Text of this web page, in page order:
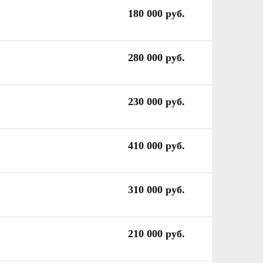
180 000 руб.
280 000 руб.
230 000 руб.
410 000 руб.
310 000 руб.
210 000 руб.